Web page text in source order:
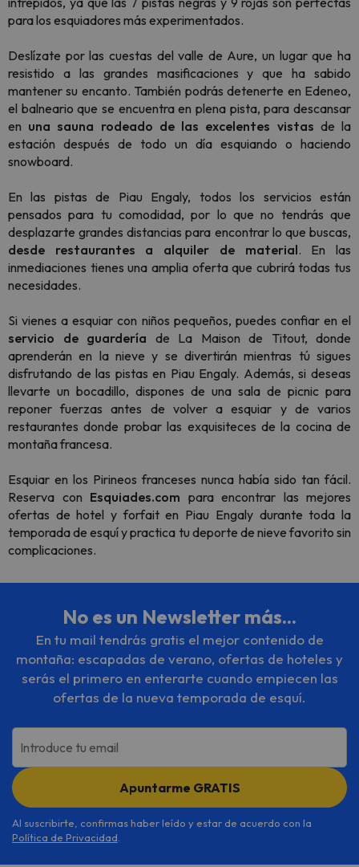
para los esquiadores más experimentados.
Deslízate por las cuestas del valle de Aure, un lugar que ha
resistido a las grandes masificaciones y que ha sabido
mantener su encanto. También podrás detenerte en Edeneo,
el balneario que se encuentra en plena pista, para descansar
en una sauna rodeado de las excelentes vistas de la
estación después de todo un día esquiando o haciendo
snowboard.
En las pistas de Piau Engaly, todos los servicios están
pensados para tu comodidad, por lo que no tendrás que
desplazarte grandes distancias para encontrar lo que buscas,
desde restaurantes a alquiler de material. En las
inmediaciones tienes una amplia oferta que cubrirá todas tus
necesidades.
Si vienes a esquiar con niños pequeños, puedes confiar en el
servicio de guardería de La Maison de Titout, donde
aprenderán en la nieve y se divertirán mientras tú sigues
disfrutando de las pistas en Piau Engaly. Además, si deseas
llevarte un bocadillo, dispones de una sala de picnic para
reponer fuerzas antes de volver a esquiar y de varios
restaurantes donde probar las exquisiteces de la cocina de
montaña francesa.
Esquiar en los Pirineos franceses nunca había sido tan fácil.
Reserva con Esquiades.com para encontrar las mejores
ofertas de hotel y forfait en Piau Engaly durante toda la
temporada de esquí y practica tu deporte de nieve favorito sin
complicaciones.
No es un Newsletter más...
En tu mail tendrás gratis el mejor contenido de
montaña: escapadas de verano, ofertas de hoteles y
serás el primero en enterarte cuando empiecen las
ofertas de la nueva temporada de esquí.
Introduce tu email
Apuntarme GRATIS
Al suscribirte, confirmas haber leído y estar de acuerdo con la
Política de Privacidad